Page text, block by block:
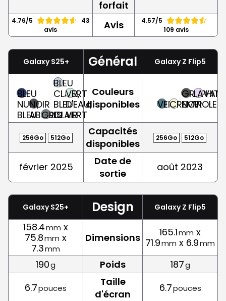
forfait
4.76/5
43
avis
Avis
4.57/5
109 avis
Galaxy S25+ Général Galaxy Z Flip5
BLEU
NUIT,
BLEU
NOIR
ABSOLU
GRIS
BLEU
CLAIR,
BLEU-
CLAIR
VERT
D'EAU,
VERT
Couleurs
disponibles
VERTCREME
GRAPHITE,
NOIRVIOLET
256Go 512Go
Capacités
disponibles
256Go 512Go
février 2025
Date de
sortie
août 2023
Galaxy S25+ Design Galaxy Z Flip5
158.4mm x
75.8mm x
7.3mm
Dimensions 165.1mm x
71.9mm x 6.9mm
190g Poids 187g
6.7pouces
Taille
d'écran
6.7pouces